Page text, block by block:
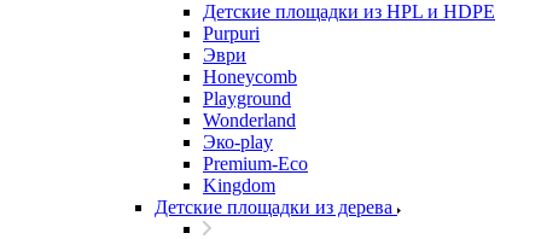
Детские площадки из HPL и HDPE
Purpuri
Эври
Honeycomb
Playground
Wonderland
Эко-play
Premium-Eco
Kingdom
Детские площадки из дерева